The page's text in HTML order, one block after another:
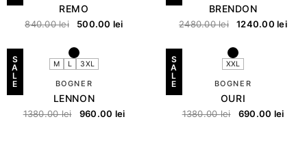
REMO
840.00lei 500.00 lei
BRENDON
2480.00lei 1240.00lei
S
A
L
E
M L 3XL
BOGNER
LENNON
1380.00lei 960.00 lei
S
A
L
E
XXL
BOGNER
OURI
1380.00lei 690.00 lei